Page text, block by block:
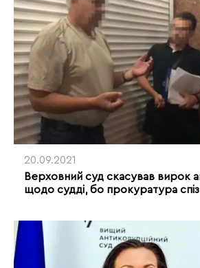
20.09.2021
Верховний суд скасував вирок
щодо судді, бо прокуратура